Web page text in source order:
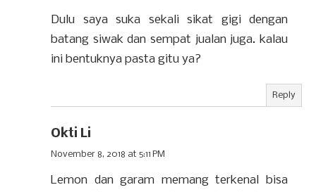
Dulu saya suka sekali sikat gigi dengan
batang siwak dan sempat jualan juga. kalau
ini bentuknya pasta gitu ya?
Reply
Okti Li
November 8, 2018 at 5:11 PM
Lemon dan garam memang terkenal bisa